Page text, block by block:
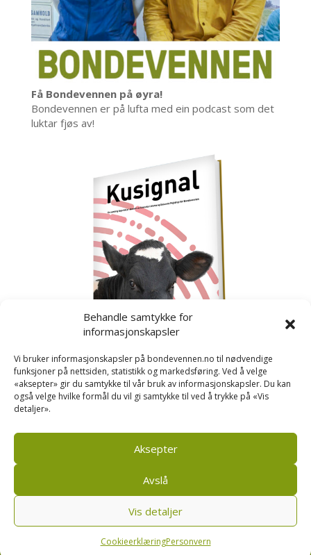
Behandle samtykke for
informasjonskapsler
Vi bruker informasjonskapsler på bondevennen.no til nødvendige
funksjoner på nettsiden, statistikk og markedsføring. Ved å velge
«aksepter» gir du samtykke til vår bruk av informasjonskapsler. Du kan
også velge hvilke formål du vil gi samtykke til ved å trykke på «Vis
detaljer».
Aksepter
Avslå
Vis detaljer
CookieerklæringPersonvern
Få Bondevennen på øyra!
Bondevennen er på lufta med ein podcast som det
luktar fjøs av!
Kusignal
Bondevennen SA, Pb 208, sentrum, 4001 Stavanger
Personvern og cookies regler